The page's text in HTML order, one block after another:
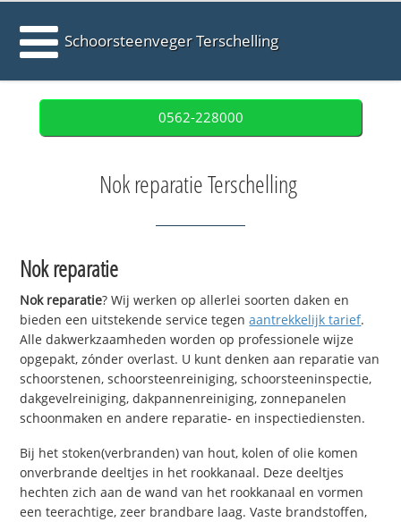
Schoorsteenveger Terschelling
0562-228000
Nok reparatie Terschelling
Nok reparatie
Nok reparatie? Wij werken op allerlei soorten daken en
bieden een uitstekende service tegenaantrekkelijk tarief.
Alle dakwerkzaamheden worden op professionele wijze
opgepakt, zónder overlast. U kunt denken aan reparatie van
schoorstenen, schoorsteenreiniging, schoorsteeninspectie,
dakgevelreiniging, dakpannenreiniging, zonnepanelen
schoonmaken en andere reparatie- en inspectiediensten.
Bij het stoken(verbranden) van hout, kolen of olie komen
onverbrande deeltjes in het rookkanaal. Deze deeltjes
hechten zich aan de wand van het rookkanaal en vormen
een teerachtige, zeer brandbare laag. Vaste brandstoffen,